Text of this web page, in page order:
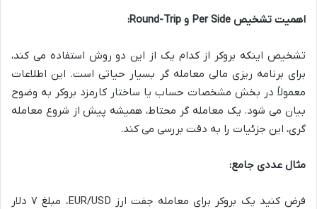
اهمیت تشخیص Per Side و Round-Trip:
تشخیص اینکه بروکر از کدام یک از این دو روش استفاده می کند،
برای برنامه ریزی مالی معامله گر بسیار حیاتی است. این اطلاعات
معمولاً در بخش مشخصات حساب یا ساختار کارمزد بروکر به وضوح
بیان می شود. یک معامله گر محتاط، همیشه پیش از شروع معامله
گری، این جزئیات را به دقت بررسی می کند.
مثال عددی جامع:
فرض کنید یک بروکر برای معامله جفت ارز EUR/USD، مبلغ ۷ دلار